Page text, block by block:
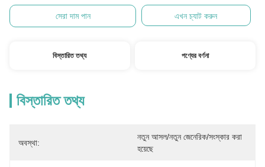
সেরা দাম পান এখন চ্যাট করুন
বিস্তারিত তথ্য পণ্যের বর্ণনা
বিস্তারিত তথ্য
অবস্থা:
নতুন আসল/নতুন জেনেরিক/সংস্কার করা
হয়েছে